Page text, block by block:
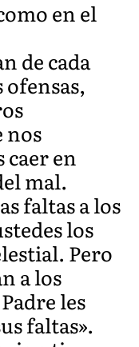
en el
de cada
nos
caer en
mal.
faltas a los
los
Pero
a los
les
faltas».